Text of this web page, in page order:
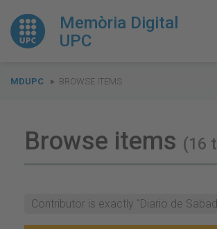
Memòria Digital
UPC
You
MDUPC BROWSE ITEMS
Browse items (16
Contributor is exactly "Diario de